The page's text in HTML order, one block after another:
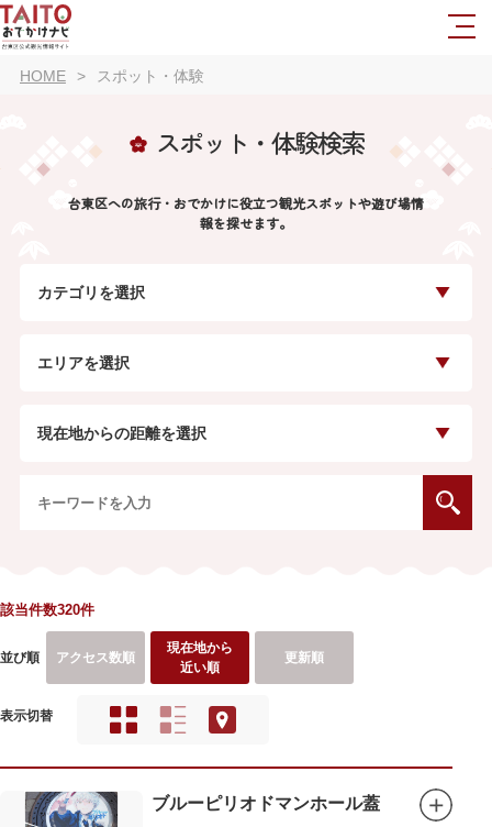
HOME スポット・体験
スポット・体験検索
台東区への旅行・おでかけに役立つ観光スポットや遊び場情
報を探せます。
カテゴリを選択
エリアを選択
現在地からの距離を選択
該当件数320件
並び順 アクセス数順
現在地から
近い順
更新順
表示切替
ブルーピリオドマンホール蓋